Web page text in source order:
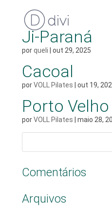
Ji-Paraná
porqueli out 29, 2025
Cacoal
porVOLL Pilates out 19,
Porto Velho
porVOLL Pilates maio 28,
Comentários
Arquivos